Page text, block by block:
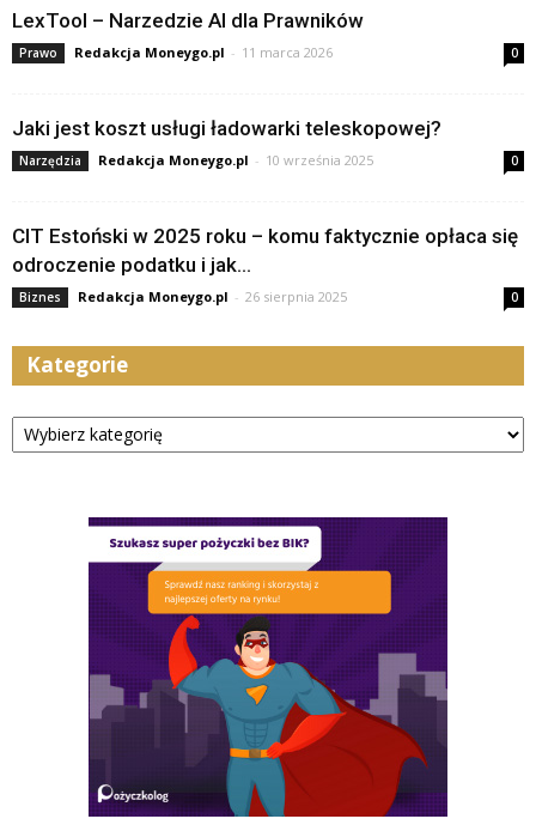
LexTool – Narzedzie AI dla Prawników
Prawo Redakcja Moneygo.pl - 11 marca 2026 0
Jaki jest koszt usługi ładowarki teleskopowej?
Narzędzia Redakcja Moneygo.pl - 10 września 2025 0
CIT Estoński w 2025 roku – komu faktycznie opłaca się
odroczenie podatku i jak...
Biznes Redakcja Moneygo.pl - 26 sierpnia 2025 0
Kategorie
Kategorie